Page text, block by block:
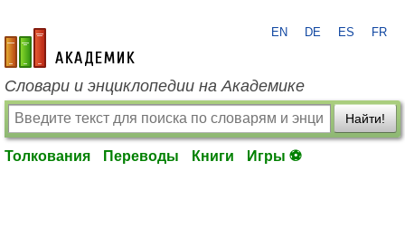
academic.ru
EN DE ES FR
Словари и энциклопедии на Академике
Найти!
Толкования Переводы Книги Игры ⚽